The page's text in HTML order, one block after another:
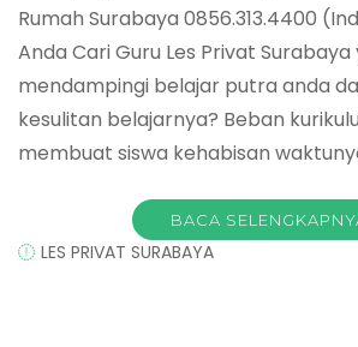
Rumah Surabaya 0856.313.4400
Anda Cari Guru Les Privat Surabaya
mendampingi belajar putra anda
kesulitan belajarnya? Beban
membuat siswa kehabisan
BACA
LES PRIVAT SURABAYA